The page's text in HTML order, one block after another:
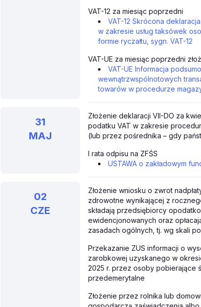
VAT-12 za miesiąc poprzedni
VAT-12 Skrócona
w zakresie usług taksówek
formie ryczałtu, sygn. VAT-12
VAT-UE za miesiąc poprzedni
VAT-UE Informacja
wewnątrzwspólnotowych
towarów w procedurze
31
MAJ
Złożenie deklaracji VII-DO za
podatku VAT w zakresie
(lub przez pośrednika – gdy
I rata odpisu na ZFŚS
USTAWA o zakładowym
02
CZE
Złożenie wniosku o zwrot
zdrowotne wynikającej z
składają przedsiębiorcy
ewidencjonowanych oraz
zasadach ogólnych, tj. wg skali
Przekazanie ZUS informacji o
zarobkowej uzyskanego w
2025 r. przez osoby pobierające
przedemerytalne
Złożenie przez rolnika lub